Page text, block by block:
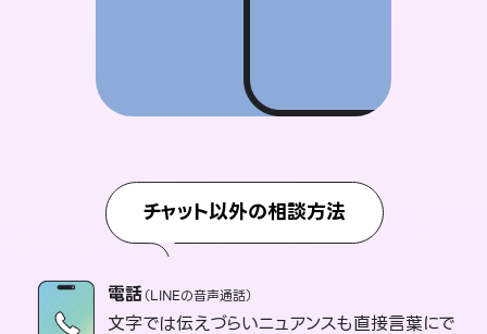
チャット以外の相談方法
電話（LINEの音声通話）
文字では伝えづらいニュアンスも直接言葉にで